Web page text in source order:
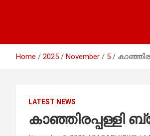
Home 2025 November 5
LATEST NEWS